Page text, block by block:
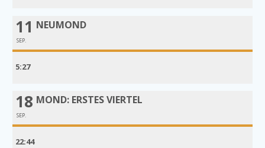
11
SEP.
NEUMOND
5:27
18
SEP.
MOND: ERSTES VIERTEL
22:44